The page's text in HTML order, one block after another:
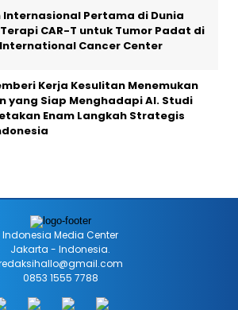
Internasional Pertama di Dunia
CAR-T untuk Tumor Padat di
Cancer Center
Kerja Kesulitan Menemukan
yang Siap Menghadapi AI. Studi
Enam Langkah Strategis
Indonesia Media Center
Jakarta - Indonesia.
0853 1555 7788